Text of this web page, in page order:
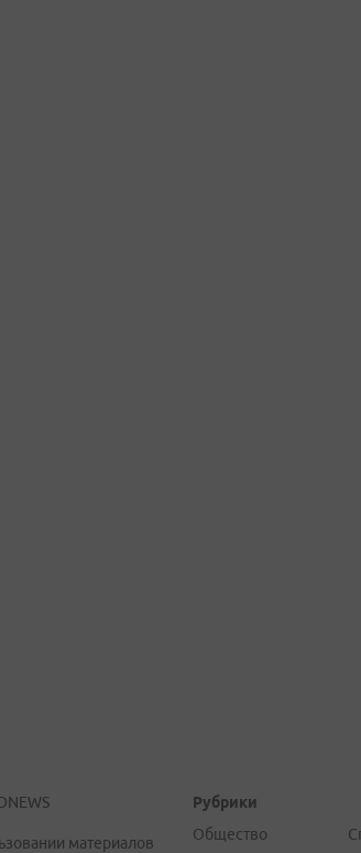
материалов
Рубрики
Общество